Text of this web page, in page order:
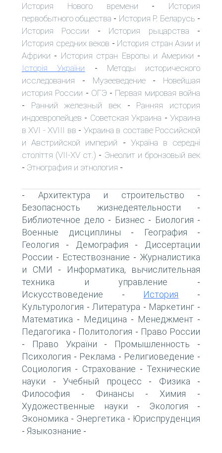
История Нового времени - История
первобытного общества - История Р. Беларусь -
История России - История рыцарства -
История средних веков - История стран Азии и
Африки - История стран Европы и Америки -
Історія України - Методы исторического
исследования - Музееведение- Новейшая
история России - ОГЭ - Первая мировая война
- Ранний железный век - Ранняя история
индоевропейцев - Советская Украина -Украина
в XVI - XVIII вв - Украина в составе Российской
и Австрийской империй - Україна в середні
століття (VII-XV ст.) - Энеолит и бронзовый век
- Этнография и этнология -
- Архитектура и строительство -
Безопасность жизнедеятельности -
Библиотечное дело - Бизнес - Биология -
Военные дисциплины - География -
Геология - Демография -
Диссертации
России - Естествознание - Журналистика
и СМИ -
Информатика, вычислительная
техника и управление -
Искусствоведение - История -
Культурология - Литература - Маркетинг -
Математика - Медицина - Менеджмент -
Педагогика - Политология - Право России
- Право України - Промышленность -
Психология - Реклама - Религиоведение -
Социология - Страхование - Технические
науки - Учебный процесс - Физика -
Философия - Финансы - Химия -
Художественные науки - Экология -
Экономика - Энергетика - Юриспруденция
- Языкознание -